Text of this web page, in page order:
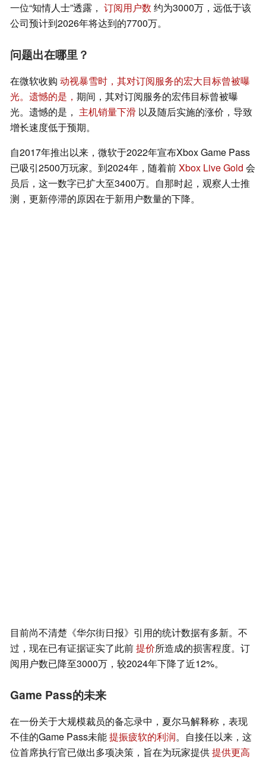
一位“知情人士”透露， 订阅用户数 约为3000万，远低于该
公司预计到2026年将达到的7700万。
问题出在哪里？
在微软收购 动视暴雪时，其对订阅服务的宏大目标曾被曝
光。遗憾的是， 期间，其对订阅服务的宏伟目标曾被曝
光。遗憾的是， 主机销量下滑 以及随后实施的涨价，导致
增长速度低于预期。
自2017年推出以来，微软于2022年宣布Xbox Game Pass
已吸引2500万玩家。到2024年，随着前Xbox Live Gold 会
员后，这一数字已扩大至3400万。自那时起，观察人士推
测，更新停滞的原因在于新用户数量的下降。
目前尚不清楚《华尔街日报》引用的统计数据有多新。不
过，现在已有证据证实了此前提价所造成的损害程度。订
阅用户数已降至3000万，较2024年下降了近12%。
Game Pass的未来
在一份关于大规模裁员的备忘录中，夏尔马解释称，表现
不佳的Game Pass未能提振疲软的利润。自接任以来，这
位首席执行官已做出多项决策，旨在为玩家提供提供更高